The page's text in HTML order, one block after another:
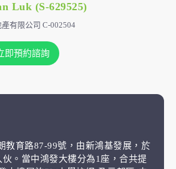
Luk (S-629525)
有限公司 C-002504
即預約諮詢
教育路87-99號，由新鴻基發展，於
。當中鴻發大樓分為1座，合共提